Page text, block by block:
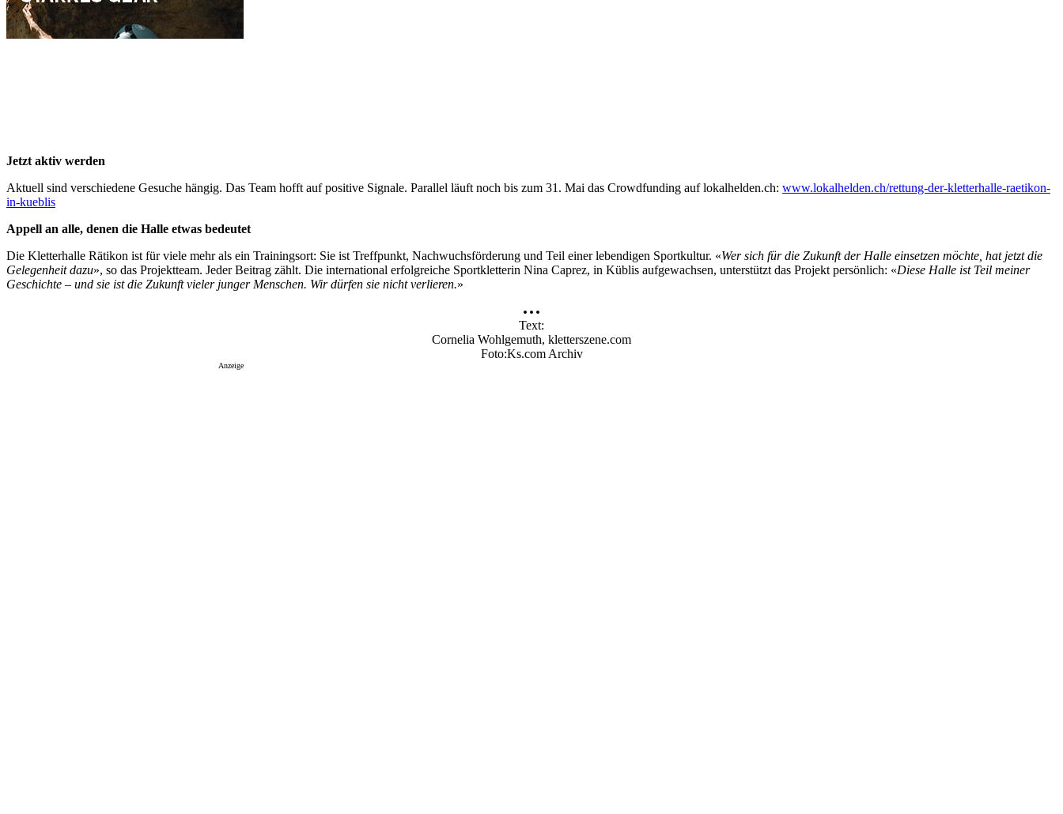
Jetzt aktiv werden
Aktuell sind verschiedene Gesuche hängig. Das Team hofft auf positive Signale. Parallel läuft noch bis zum 31. Mai das Crowdfunding auf lokalhelden.ch: www.lokalhelden.ch/rettung-der-kletterhalle-raetikon-
in-kueblis
Appell an alle, denen die Halle etwas bedeutet
Die Kletterhalle Rätikon ist für viele mehr als ein Trainingsort: Sie ist Treffpunkt, Nachwuchsförderung und Teil einer lebendigen Sportkultur. «Wer sich für die Zukunft der Halle einsetzen möchte, hat jetzt die
Gelegenheit dazu», so das Projektteam. Jeder Beitrag zählt. Die international erfolgreiche Sportkletterin Nina Caprez, in Küblis aufgewachsen, unterstützt das Projekt persönlich: «Diese Halle ist Teil meiner
Geschichte – und sie ist die Zukunft vieler junger Menschen. Wir dürfen sie nicht verlieren.»
Text
Cornelia Wohlgemuth, kletterszene.com
Foto Ks.com Archiv
Anzeige